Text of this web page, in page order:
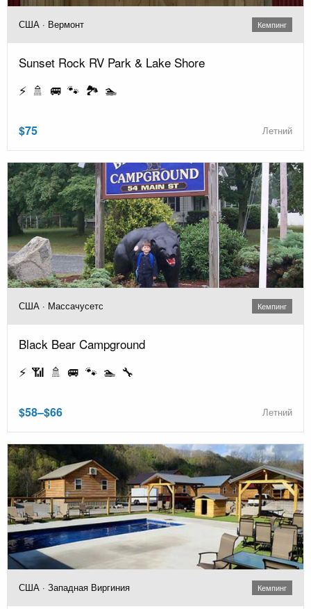
США · Вермонт Кемпинг
Sunset Rock RV Park & Lake Shore
⚡ 🚿 🚐 🐾 🏞️ 🏊
$75 Летний
США · Массачусетс Кемпинг
Black Bear Campground
⚡ 📶 🚿 🚐 🐾 🏊 🔧
$58–$66 Летний
США · Западная Виргиния Кемпинг